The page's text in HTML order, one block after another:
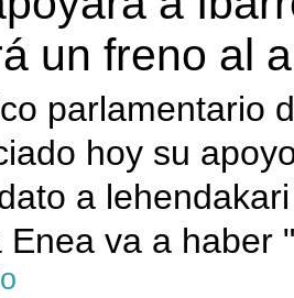
un freno al
parlamentario
hoy su
a
Enea va a haber